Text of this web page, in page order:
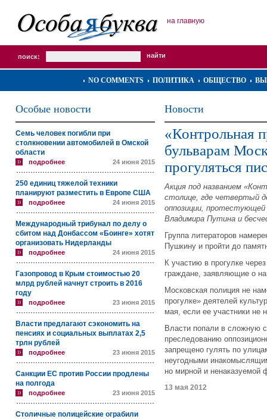
на главную
поиск:
NO COMMENTS ПОЛИТИКА ОБЩЕСТВО
Особые новости
Семь человек погибли при
столкновении автомобилей в Омской
области
подробнее 24 июня 2015
250 единиц тяжелой техники
планируют разместить в Европе США
подробнее 24 июня 2015
Международный трибунал по делу о
сбитом над Донбассом «Боинге» хотят
организовать Нидерланды
подробнее 24 июня 2015
Газопровод в Крым стоимостью 20
млрд рублей начнут строить в 2016
году
подробнее 23 июня 2015
Власти предлагают сэкономить на
пенсиях и социальных выплатах 2,5
трлн рублей
подробнее 23 июня 2015
Санкции ЕС против России продлены
на полгода
подробнее 23 июня 2015
Столичные полицейские ограбили
Новости
«Контрольная
бульварам
прогуляться
Акция под названием
столице, где четвертый
оппозиции, протестующей
Владимира Путина и
Группа литераторов
Пушкину и пройти до
К участию в прогулке
граждане, заявляющие о
Московская полиция не
прогулке» деятелей
мая, если ее участники не
Власти попали в сложную
преследованию
запрещено гулять по
неугодными
но мирной и ненаказуемой
13 мая 2012